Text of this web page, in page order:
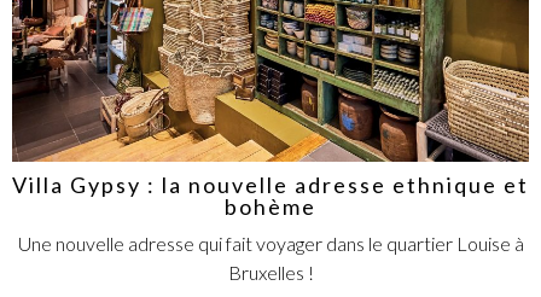
Villa Gypsy : la nouvelle adresse ethnique et
bohème
Une nouvelle adresse qui fait voyager dans le quartier Louise à
Bruxelles !